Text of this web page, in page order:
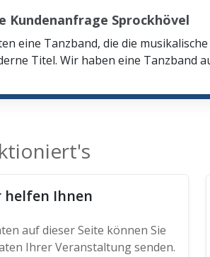
Kundenanfrage Sprockhövel
eine Tanzband, die die
Titel. Wir haben eine Tanzband
helfen Ihnen
auf dieser Seite können Sie
Ihrer Veranstaltung senden.